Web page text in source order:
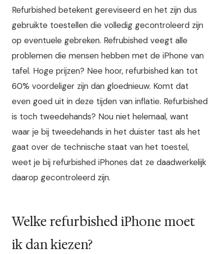
Refurbished betekent gereviseerd en het zijn dus
gebruikte toestellen die volledig gecontroleerd zijn
op eventuele gebreken. Refrubished veegt alle
problemen die mensen hebben met de iPhone van
tafel. Hoge prijzen? Nee hoor, refurbished kan tot
60% voordeliger zijn dan gloednieuw. Komt dat
even goed uit in deze tijden van inflatie. Refurbished
is toch tweedehands? Nou niet helemaal, want
waar je bij tweedehands in het duister tast als het
gaat over de technische staat van het toestel,
weet je bij refurbished iPhones dat ze daadwerkelijk
daarop gecontroleerd zijn.
Welke refurbished iPhone moet
ik dan kiezen?